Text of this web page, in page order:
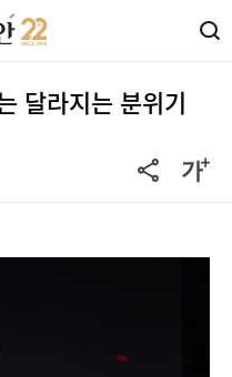
달라지는 분위기